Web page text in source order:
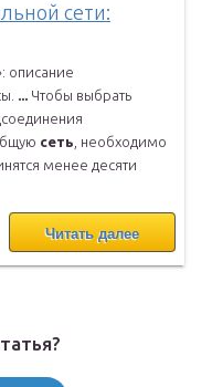
сети:
описание
... Чтобы выбрать
сеть , необходимо
менее десяти
Читать далее